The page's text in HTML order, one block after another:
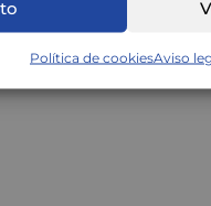
Política de cookiesAviso